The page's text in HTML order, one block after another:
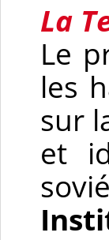
La
Le
les
sur
et